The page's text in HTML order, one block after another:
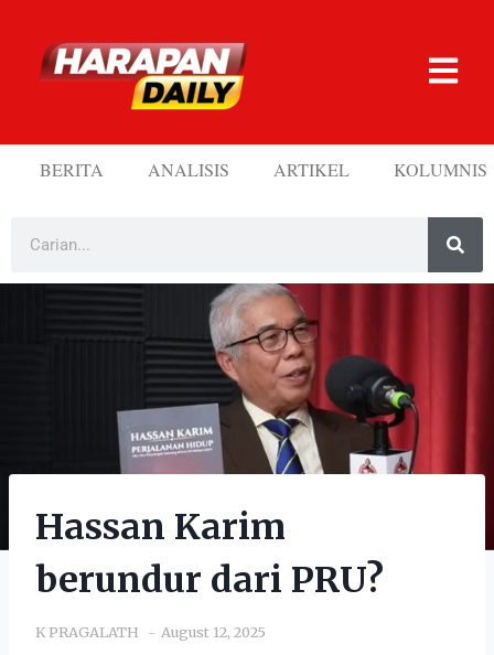
BERITA ANALISIS ARTIKEL KOLUMNIS
Hassan Karim
berundur dari PRU?
K PRAGALATH August 12, 2025